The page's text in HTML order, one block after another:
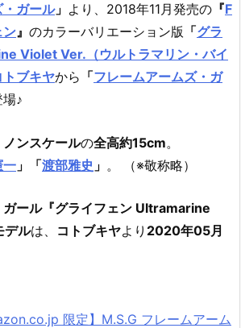
ガール」 より、2018年11月発売の 『F
ン』 のカラーバリエーション版 「グラ
Violet Ver.（ウルトラマリン・バイ
トブキヤから 「フレームアームズ・ガ
♪
ノンスケールの全高約15cm。
一 」「渡部雅史 」 。 （※敬称略）
ガール『グライフェン Ultramarine
デルは、 コトブキヤより 2020年05月
限定】M.S.G フレームアーム